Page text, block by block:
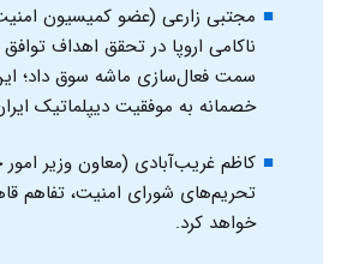
مجتبی زارعی (عضو کمیسیون
ناکامی اروپا در تحقق اهداف توافق
سمت فعال‌سازی ماشه سوق داد؛
خصمانه به موفقیت دیپلماتیک
کاظم غریب‌آبادی (معاون وزیر
تحریم‌های شورای امنیت، تفاهم
خواهد کرد.